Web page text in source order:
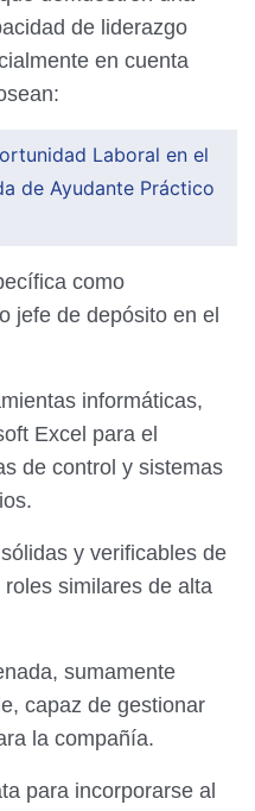
de liderazgo
en cuenta
Laboral en el
de Ayudante Práctico
como
jefe de depósito en el
informáticas,
Excel para el
de control y sistemas
y verificables de
similares de alta
sumamente
capaz de gestionar
la compañía.
para incorporarse al